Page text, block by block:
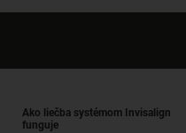
Ako liečba systémom Invisalign
funguje